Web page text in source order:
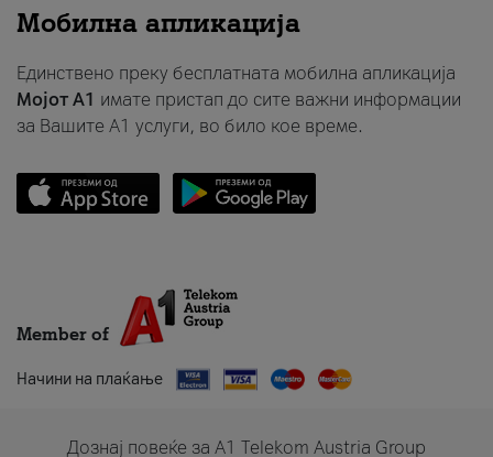
Мобилна апликација
Единствено преку бесплатната мобилна апликација
Мојот A1 имате пристап до сите важни информации
за Вашите A1 услуги, во било кое време.
Member of
Начини на плаќање
Дознај повеќе за A1 Telekom Austria Group